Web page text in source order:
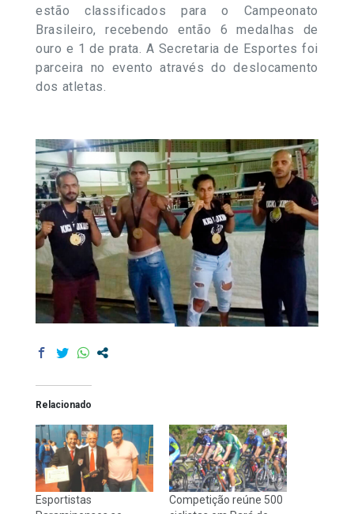
estão classificados para o Campeonato
Brasileiro, recebendo então 6 medalhas de
ouro e 1 de prata. A Secretaria de Esportes foi
parceira no evento através do deslocamento
dos atletas.
Relacionado
Esportistas
Competição reúne 500